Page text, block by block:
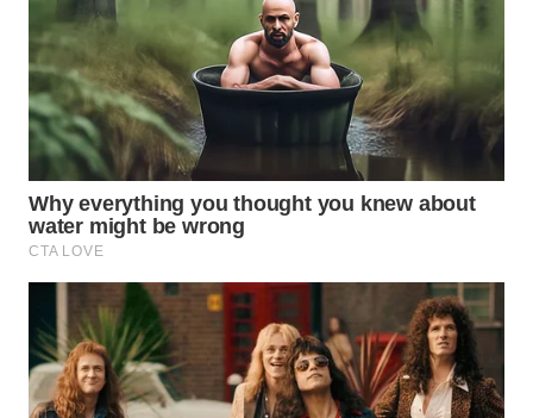
PRIANGAN
TIMUR
WN
SEMARANG
WN
SOLO
WN
BOROBUDUR